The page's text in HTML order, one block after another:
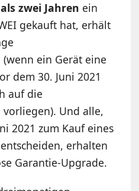
zwei Jahren ein
gekauft hat, erhält
ein Gerät eine
dem 30. Juni 2021
auf die
Und alle,
2021 zum Kauf eines
erhalten
Garantie-Upgrade.